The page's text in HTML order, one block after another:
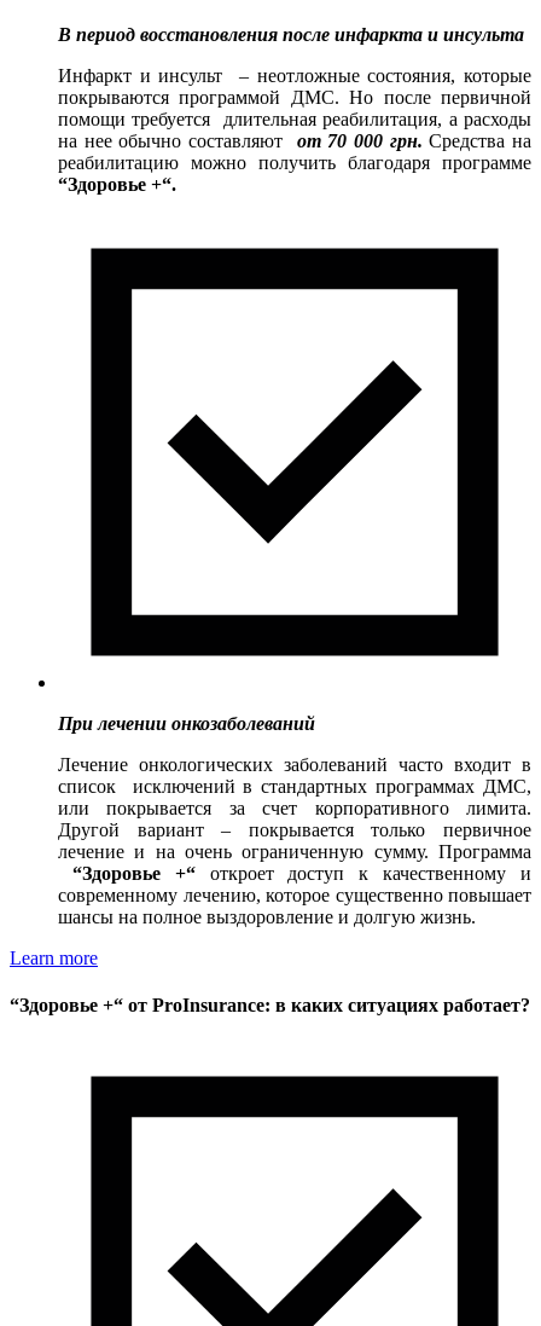
В период восстановления после инфаркта и инсульта
Инфаркт и инсульт – неотложные состояния, которые
покрываются программой ДМС. Но после первичной
помощи требуется длительная реабилитация, а расходы
на нее обычно составляют от 70 000 грн. Средства на
реабилитацию можно получить благодаря программе
“Здоровье +“.
При лечении онкозаболеваний
Лечение онкологических заболеваний часто входит в
список исключений в стандартных программах ДМС,
или покрывается за счет корпоративного лимита.
Другой вариант – покрывается только первичное
лечение и на очень ограниченную сумму. Программа
“Здоровье +“откроет доступ к качественному и
современному лечению, которое существенно повышает
шансы на полное выздоровление и долгую жизнь.
Learn more
“Здоровье +“ от ProInsurance: в каких ситуациях работает?